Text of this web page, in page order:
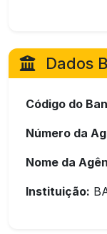
Dados
Código do
Número da
Nome da
Instituição: